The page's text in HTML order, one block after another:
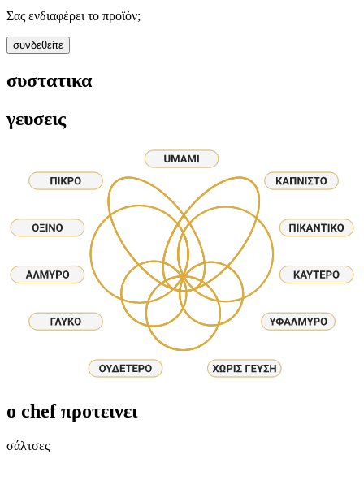
Σας ενδιαφέρει το προϊόν;
συνδεθείτε
συστατικα
γευσεις
ο chef προτεινει
σάλτσες